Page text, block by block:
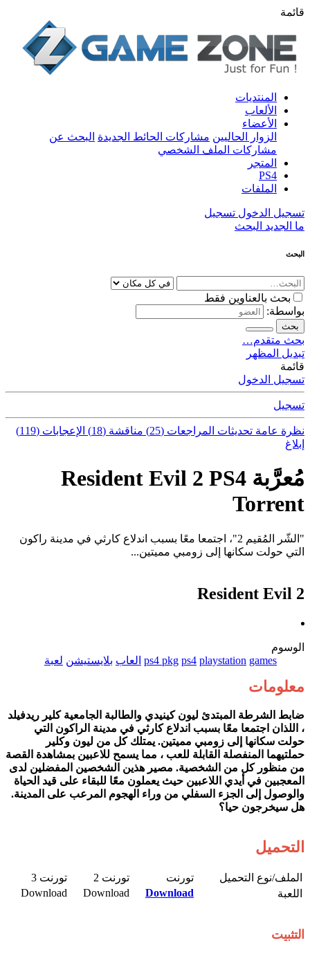
قائمة
المنتديات
الألعاب
الأعضاء
الزوار الحاليين مشاركات الحائط الجديدة البحث عن
مشاركات الملف الشخصي
المتجر
PS4
الملفات
تسجيل الدخول تسجيل
ما الجديد البحث
البحث
بحث بالعناوين فقط
بواسطة:
بحث
بحث متقدم…
تبديل المظهر
قائمة
تسجيل الدخول
تسجيل
نظرة عامة تحديثات المراجعات (25) مناقشة (18)
الإعجابات (119)
إبلاغ
مُعرَّبة Resident Evil 2 PS4
Torrent
"الشّر المُقيم 2"، اجتمعا معًا بسبب اندلاع كارثي في مدينة راكون
التي حولت سكانها إلى زومبي مميتين...
Resident Evil 2
الوسوم
games
playstation
ps4
ps4 pkg العاب بلايستيشن لعبة
معلومات
ضابط الشرطة المبتدئ ليون كينيدي والطالبة الجامعية كلير ريدفيلد
، اللذان اجتمعا معًا بسبب اندلاع كارثي في مدينة الراكون التي
حولت سكانها إلى زومبي مميتين. يمتلك كل من ليون وكلير
حملتيهما المنفصلة القابلة للعب ، مما يسمح للاعبين بمشاهدة القصة
من منظور كل من الشخصية. مصير هذين الشخصين المفضلين لدى
المعجبين في أيدي اللاعبين حيث يعملون معًا للبقاء على قيد الحياة
والوصول إلى الجزء السفلي من وراء الهجوم المرعب على المدينة.
هل سيخرجون حيا؟
التحميل
الملف/نوع التحميل​ تورنت​ تورنت 2​
تورنت 3​
اللعبة​
Download
Download​
Download​
التثبيت